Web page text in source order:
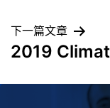
下一篇文章
2019